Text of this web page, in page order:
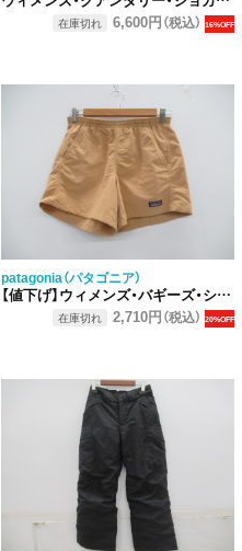
在庫切れ 6,600円（税込） 16%OFF
patagonia（パタゴニア）
【値下げ】ウィメンズ・バギーズ・ショーツ 5インチ DKCA
在庫切れ 2,710円（税込） 20%OFF